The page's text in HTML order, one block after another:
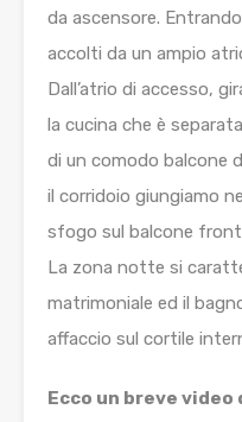
da ascensore.
accolti da un ampio
Dall’atrio di accesso,
la cucina che è
di un comodo balcone
il corridoio giungiamo
sfogo sul balcone
La zona notte si
matrimoniale ed il
affaccio sul cortile
Ecco un breve